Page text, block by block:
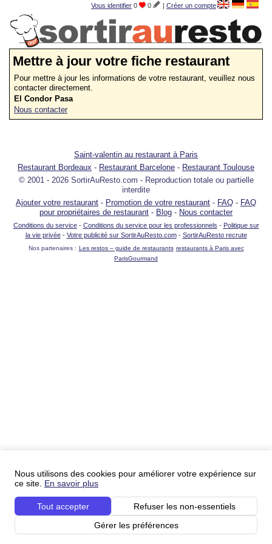
Vous identifier 0 0 | Créer un compte
Mettre à jour votre fiche restaurant
Pour mettre à jour les informations de votre restaurant, veuillez nous
contacter directement.
El Condor Pasa
Nous contacter
Saint-valentin au restaurant à Paris
Restaurant Bordeaux - Restaurant Barcelone - Restaurant Toulouse
© 2001 - 2026 SortirAuResto.com - Reproduction totale ou partielle
interdite
Ajouter votre restaurant - Promotion de votre restaurant - FAQ - FAQ
pour propriétaires de restaurant - Blog - Nous contacter
Conditions du service- Conditions du service pour les professionnels - Politique sur
la vie privée- Votre publicité sur SortirAuResto.com- SortirAuResto recrute
Nos partenaires : Les restos – guide de restaurants restaurants à Paris avec
ParisGourmand
Nous utilisons des cookies pour améliorer votre expérience sur
ce site. En savoir plus
Tout accepter
Refuser les non-essentiels
Gérer les préférences